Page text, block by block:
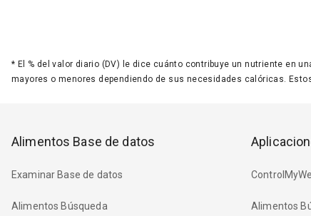
* El % del valor diario (DV) le dice cuánto contribuye un nutriente en
mayores o menores dependiendo de sus necesidades calóricas.
Alimentos Base de datos
Examinar Base de datos
Alimentos Búsqueda Alimentos